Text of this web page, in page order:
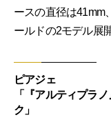
ースの直径は41mm
ールドの2モデル展
ピアジェ
「『アルティプラ
ク」